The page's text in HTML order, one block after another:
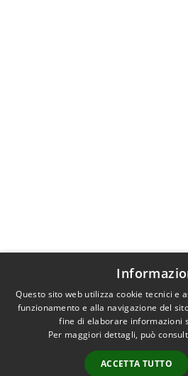
Questo sito web utilizza cookie tecnici
funzionamento e alla navigazione del
fine di elaborare informazioni
Per maggiori dettagli, può
ACCETTA TUTTO